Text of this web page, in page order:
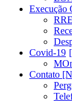
Execução
Covid-19
Contato